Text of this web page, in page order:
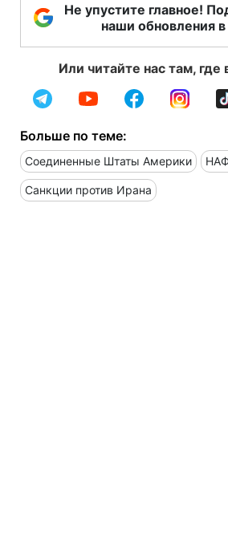
Не упустите главное!
наши обновления
Или читайте нас там, где
Больше по теме:
Соединенные Штаты Америки
Санкции против Ирана